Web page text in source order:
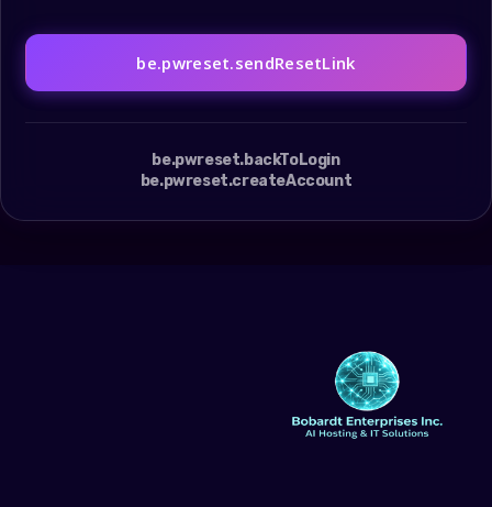
be.pwreset.sendResetLink
be.pwreset.backToLogin
be.pwreset.createAccount